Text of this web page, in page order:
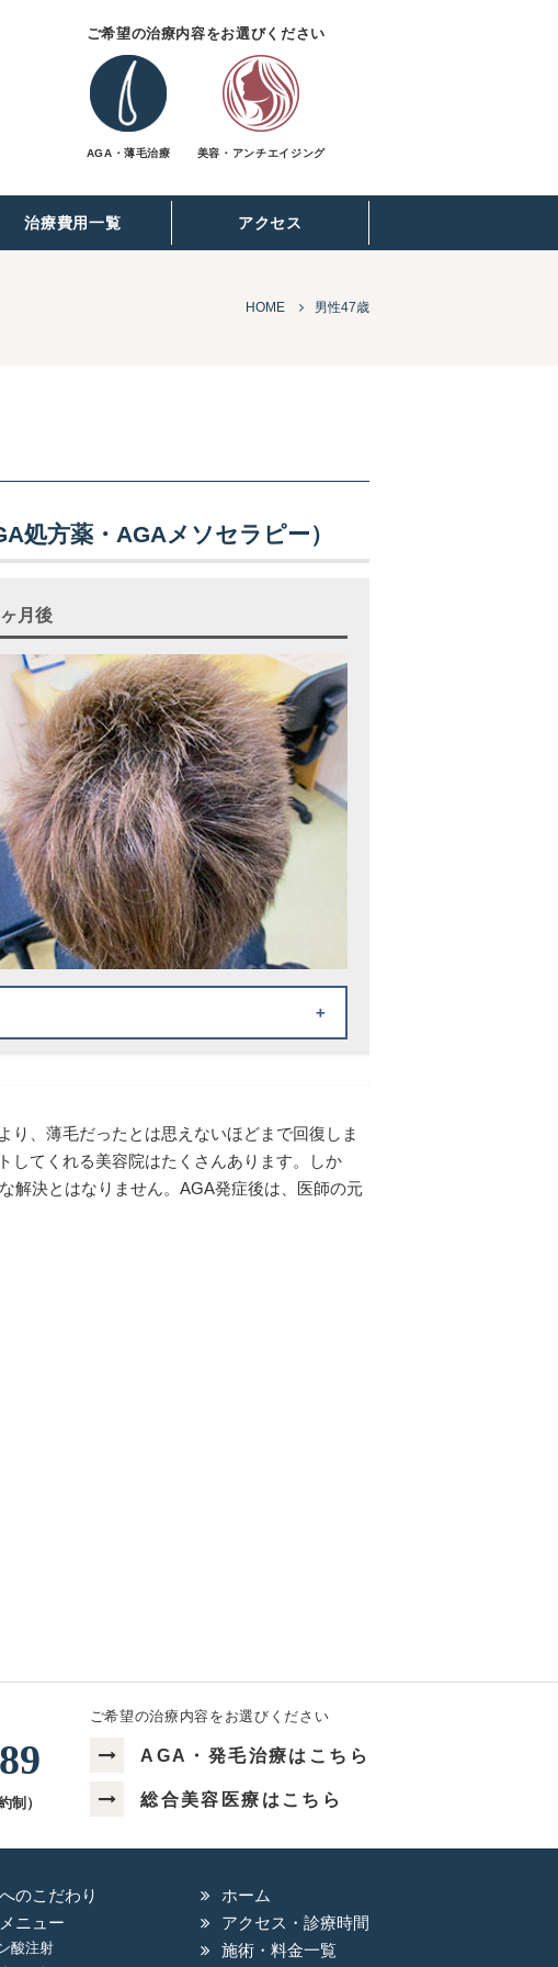
ご希望の治療内容をお選びください
AGA・薄毛治療 美容・アンチエイジング
治療費用一覧 アクセス
HOME 男性47歳
処方薬・AGAメソセラピー）
月後
する治療
り、薄毛だったとは思えないほどまで回復しま
してくれる美容院はたくさんあります。しか
解決とはなりません。AGA発症後は、医師の元
制）
ご希望の治療内容をお選びください
AGA・発毛治療はこちら
総合美容医療はこちら
のこだわり
ニュー
酸注射
ホーム
アクセス・診療時間
施術・料金一覧